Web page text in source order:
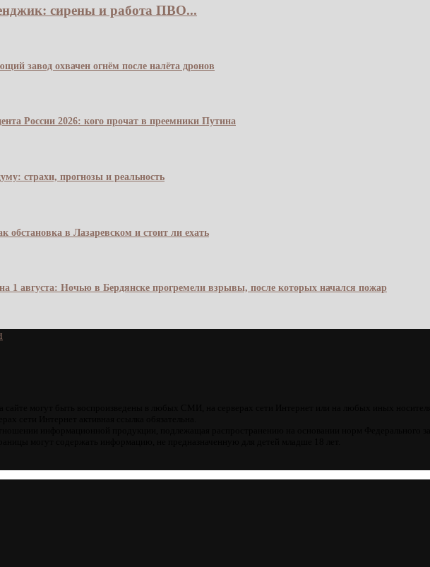
сирены и работа ПВО...
завод охвачен огнём после налёта дронов
России 2026: кого прочат в преемники Путина
страхи, прогнозы и реальность
обстановка в Лазаревском и стоит ли ехать
1 августа: Ночью в Бердянске прогремели взрывы, после которых начался пожар